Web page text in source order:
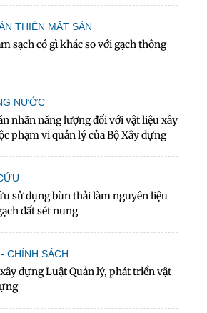
THIỆN MẶT SÀN
sạch có gì khác so với gạch thông
NƯỚC
nhãn năng lượng đối với vật liệu xây
phạm vi quản lý của Bộ Xây dựng
sử dụng bùn thải làm nguyên liệu
đất sét nung
CHÍNH SÁCH
dựng Luật Quản lý, phát triển vật